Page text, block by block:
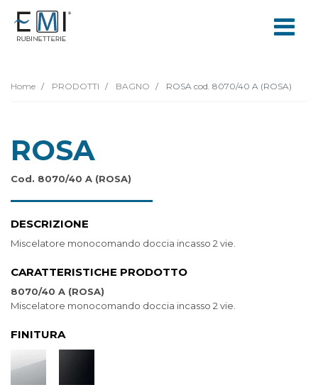
Home PRODOTTI BAGNO ROSA cod. 8070/40 A (ROSA)
ROSA
Cod. 8070/40 A (ROSA)
DESCRIZIONE
Miscelatore monocomando doccia incasso 2 vie.
CARATTERISTICHE PRODOTTO
8070/40 A (ROSA)
Miscelatore monocomando doccia incasso 2 vie.
FINITURA